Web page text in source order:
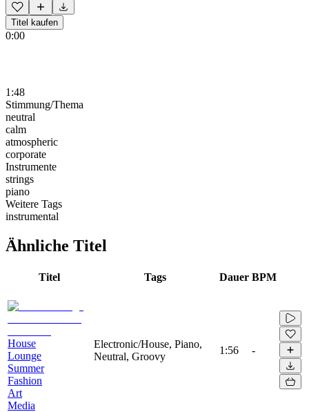
Titel kaufen
0:00
1:48
Stimmung/Thema
neutral
calm
atmospheric
corporate
Instrumente
strings
piano
Weitere Tags
instrumental
Ähnliche Titel
Titel Tags Dauer BPM
House
Lounge
Summer
Fashion
Art
Media
Electronic/House, Piano,
Neutral, Groovy
1:56 -